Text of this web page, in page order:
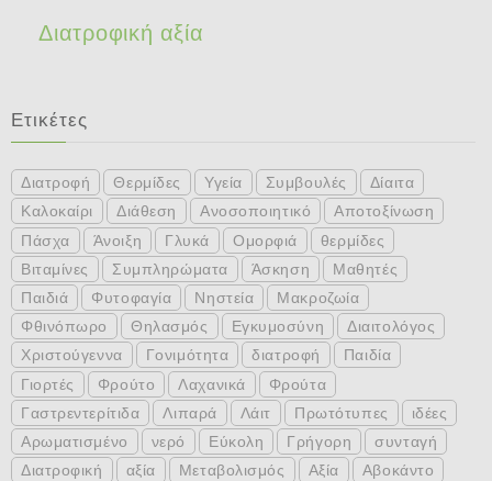
Διατροφική αξία
Ετικέτες
Διατροφή Θερμίδες Υγεία Συμβουλές
Δίαιτα
Καλοκαίρι
Διάθεση Ανοσοποιητικό
Αποτοξίνωση
Πάσχα
Άνοιξη Γλυκά Ομορφιά
θερμίδες
Βιταμίνες
Συμπληρώματα Άσκηση
Μαθητές
Παιδιά
Φυτοφαγία Νηστεία
Μακροζωία
Φθινόπωρο
Θηλασμός Εγκυμοσύνη
Διαιτολόγος
Χριστούγεννα
Γονιμότητα διατροφή
Παιδία
Γιορτές
Φρούτο Λαχανικά
Φρούτα
Γαστρεντερίτιδα
Λιπαρά Λάιτ Πρωτότυπες
ιδέες
Αρωματισμένο
νερό Εύκολη Γρήγορη
συνταγή
Διατροφική
αξία Μεταβολισμός Αξία
Αβοκάντο